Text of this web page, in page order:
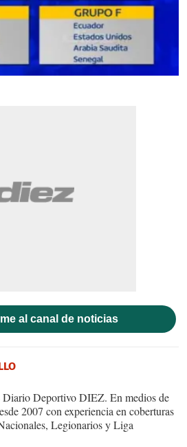
al canal de noticias
Deportivo DIEZ. En medios de
2007 con experiencia en coberturas
Legionarios y Liga